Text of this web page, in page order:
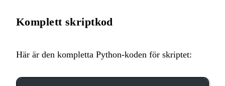
Komplett skriptkod
Här är den kompletta Python‑koden för skriptet: